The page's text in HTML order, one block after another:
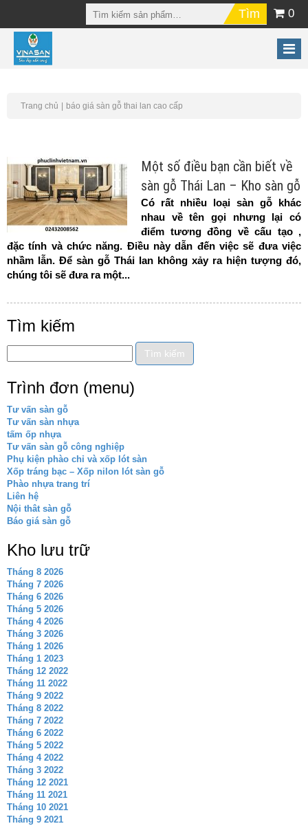
0
Trang chủ báo giá sàn gỗ thai lan cao cấp
Một số điều bạn cần biết về
sàn gỗ Thái Lan – Kho sàn gỗ
Có rất nhiều loại sàn gỗ khác
nhau về tên gọi nhưng lại có
điểm tương đồng về cấu tạo ,
đặc tính và chức năng. Điều này dẫn đến việc sẽ đưa việc
nhầm lẫn. Để sàn gỗ Thái lan không xảy ra hiện tượng đó,
chúng tôi sẽ đưa ra một...
Tìm kiếm
Trình đơn (menu)
Tư vấn sàn gỗ
Tư vấn sàn nhựa
tấm ốp nhựa
Tư vấn sàn gỗ công nghiệp
Phụ kiện phào chỉ và xốp lót sàn
Xốp tráng bạc – Xốp nilon lót sàn gỗ
Phào nhựa trang trí
Liên hệ
Nội thât sàn gỗ
Báo giá sàn gỗ
Kho lưu trữ
Tháng 8 2026
Tháng 7 2026
Tháng 6 2026
Tháng 5 2026
Tháng 4 2026
Tháng 3 2026
Tháng 1 2026
Tháng 1 2023
Tháng 12 2022
Tháng 11 2022
Tháng 9 2022
Tháng 8 2022
Tháng 7 2022
Tháng 6 2022
Tháng 5 2022
Tháng 4 2022
Tháng 3 2022
Tháng 12 2021
Tháng 11 2021
Tháng 10 2021
Tháng 9 2021